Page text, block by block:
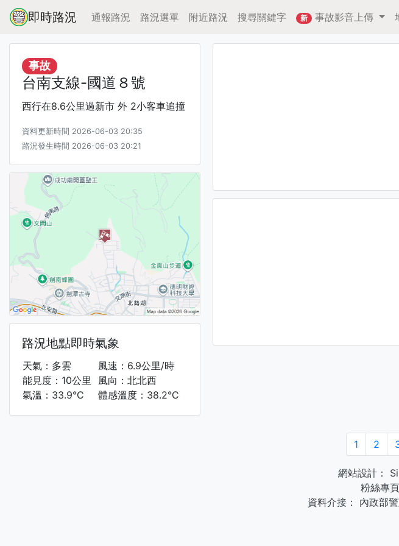
即時路況 通報路況 路況選單 附近路況 搜尋關鍵字 新 事故影音上傳
事故
台南支線-國道８號
西行在8.6公里過新市 外 2小客車追撞
資料更新時間 2026-06-03 20:35
路況發生時間 2026-06-03 20:21
路況地點即時氣象
天氣：多雲
能見度：10公里
氣溫：33.9°C
風速：6.9公里/時
風向：北北西
體感溫度：38.2°C
1 2
網站設計：
粉絲專頁
資料介接：
內政部